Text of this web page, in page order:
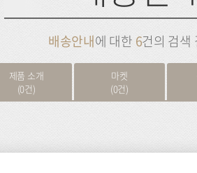
검
배송안내에 대한 6건의 검색
제품 소개
(0건)
마켓
(0건)